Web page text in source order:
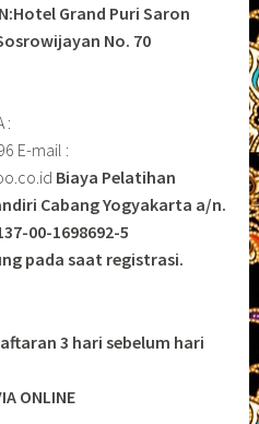
Grand Puri Saron
No. 70
:
E-mail :
Biaya Pelatihan
Cabang Yogyakarta a/n.
00-1698692-5
pada saat registrasi.
3 hari sebelum hari
ONLINE